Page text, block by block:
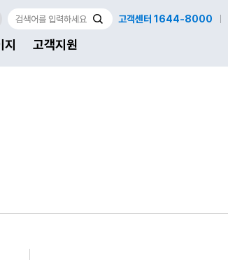
지 고객지원
고객센터 1644-8000